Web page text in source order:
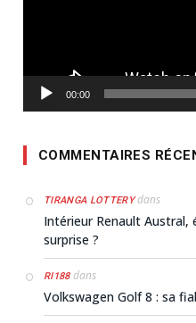
00:00
COMMENTAIRES
TIRANGA LOTTERYdans
Intérieur Renault Austral,
surprise ?
RI188dans
Volkswagen Golf 8 : sa